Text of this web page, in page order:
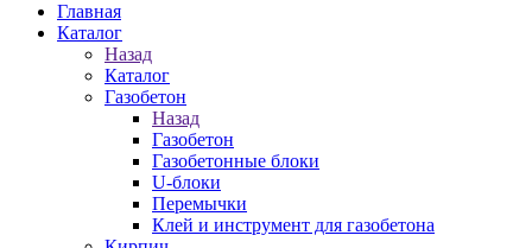
Главная
Каталог
Назад
Каталог
Газобетон
Назад
Газобетон
Газобетонные блоки
U-блоки
Перемычки
Клей и инструмент для газобетона